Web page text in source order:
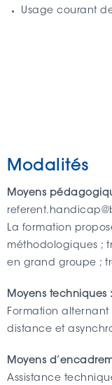
Usage courant
Modalités
Moyens
La formation
méthodologiques ;
en grand groupe ;
Moyens techniques :
Formation alternant
distance et
Moyens
Assistance